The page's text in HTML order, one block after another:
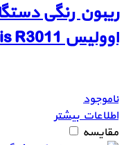
اوولیس Evolis R3011
ناموجود
اطلاعات بیشتر
مقایسه